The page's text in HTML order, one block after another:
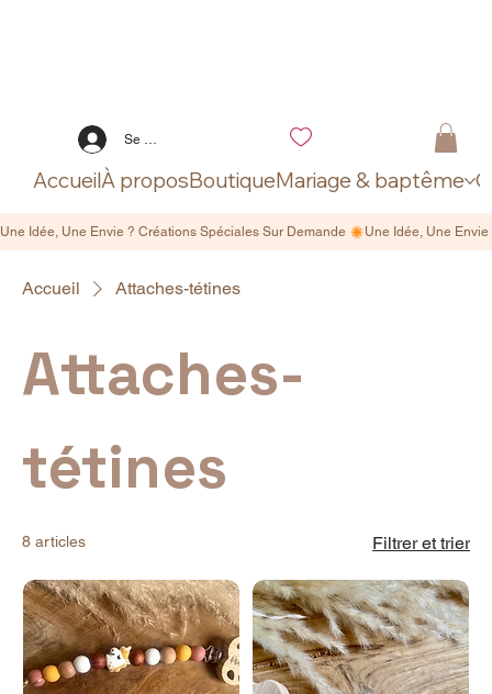
AccueilÀ proposBoutiqueMariage & baptême
Se connecter
Accueil Attaches-tétines
Attaches-
tétines
8 articles Filtrer et trier